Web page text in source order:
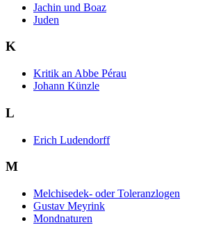
Jachin und Boaz
Juden
K
Kritik an Abbe Pérau
Johann Künzle
L
Erich Ludendorff
M
Melchisedek- oder Toleranzlogen
Gustav Meyrink
Mondnaturen